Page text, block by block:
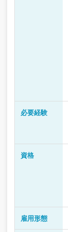
必要経験
資格
雇用形態